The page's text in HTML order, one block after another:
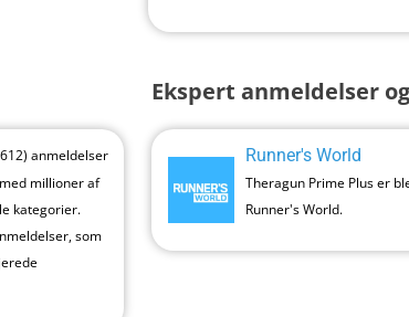
anmeldelser
millioner af
kategorier.
som
Ekspert anmeldelser
Runner's World
Theragun Prime Plus er
Runner's World.